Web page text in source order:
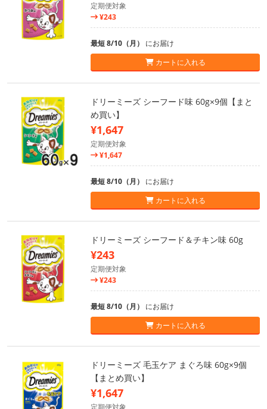
定期便対象
¥243
最短 8/10（月） にお届け
カートに入れる
ドリーミーズ シーフード味 60g×9個【まと
め買い】
¥1,647
定期便対象
¥1,647
最短 8/10（月） にお届け
カートに入れる
ドリーミーズ シーフード＆チキン味 60g
¥243
定期便対象
¥243
最短 8/10（月） にお届け
カートに入れる
ドリーミーズ 毛玉ケア まぐろ味 60g×9個
【まとめ買い】
¥1,647